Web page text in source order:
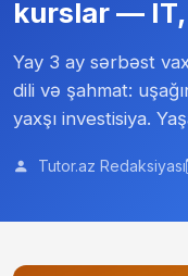
kurslar —
Yay 3 ay sərbəst
dili və şahmat:
yaxşı investisiya.
Tutor.az Redaksiyası